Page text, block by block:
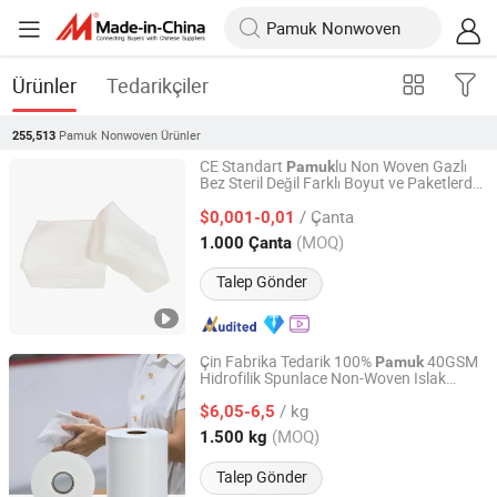
Ürünler Tedarikçiler
255,513 Pamuk Nonwoven Ürünler
CE Standart Pamuklu Non Woven Gazlı
Bez Steril Değil Farklı Boyut ve Paketlerde
$0,001-0,01 / Çanta
1.000 Çanta (MOQ)
Talep Gönder
Hubei Qianjiang Kingphar Medical Material Co., Ltd.
Hubei, China Fiyat 2020
Çin Fabrika Tedarik 100% Pamuk40GSM
Hidrofilik Spunlace Non-Woven Islak
$6,05-6,5 / kg
1.500 kg (MOQ)
Talep Gönder
Haorui Tech Co., Ltd.
Jiangxi, China Fiyat 2022